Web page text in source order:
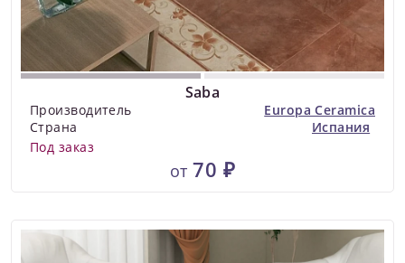
Saba
Производитель
Europa Ceramica
Страна
Испания
Под заказ
от70 ₽